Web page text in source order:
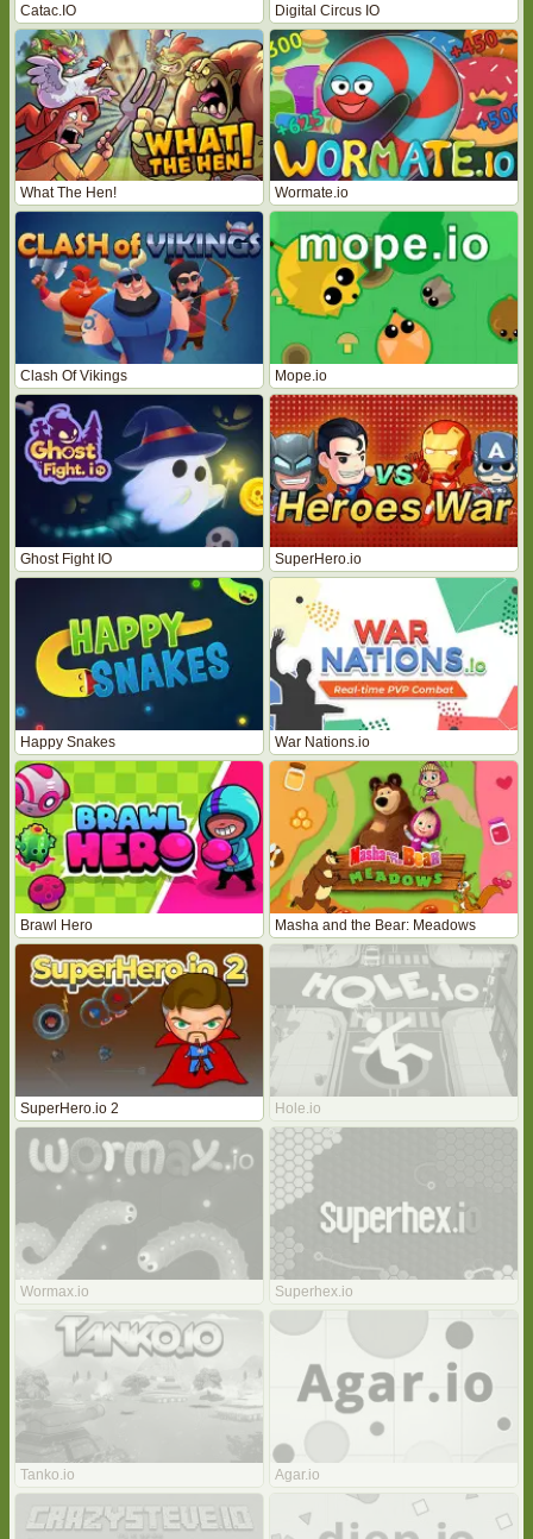
Catac.IO Digital Circus IO
What The Hen! Wormate.io
Clash Of Vikings Mope.io
Ghost Fight IO SuperHero.io
Happy Snakes War Nations.io
Brawl Hero Masha and the Bear: Meadows
SuperHero.io 2 Hole.io
Wormax.io Superhex.io
Tanko.io Agar.io